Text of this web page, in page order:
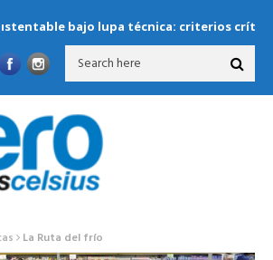
bajo lupa técnica: criterios críticos para
La Ruta del frío